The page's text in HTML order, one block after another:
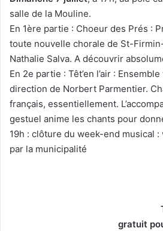
salle de la Mouline.
En 1ère partie : Choeur des Prés :
toute nouvelle chorale de St-
Nathalie Salva. A découvrir
En 2e partie : Têt’en l’air :
direction de Norbert Parmentier.
français, essentiellement.
gestuel anime les chants pour
19h : clôture du week-end musical
par la municipalité
gratuit